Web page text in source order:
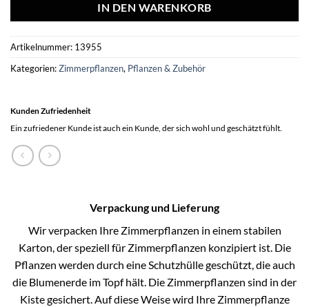
IN DEN WARENKORB
Artikelnummer: 13955
Kategorien:Zimmerpflanzen, Pflanzen & Zubehör
Kunden Zufriedenheit
Ein zufriedener Kunde ist auch ein Kunde, der sich wohl und geschätzt fühlt.
Verpackung und Lieferung
Wir verpacken Ihre Zimmerpflanzen in einem stabilen
Karton, der speziell für Zimmerpflanzen konzipiert ist. Die
Pflanzen werden durch eine Schutzhülle geschützt, die auch
die Blumenerde im Topf hält. Die Zimmerpflanzen sind in der
Kiste gesichert. Auf diese Weise wird Ihre Zimmerpflanze